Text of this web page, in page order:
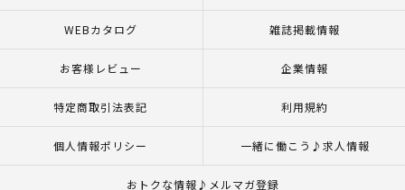
WEBカタログ 雑誌掲載情報
お客様レビュー 企業情報
特定商取引法表記 利用規約
個人情報ポリシー 一緒に働こう♪求人情報
おトクな情報♪メルマガ登録